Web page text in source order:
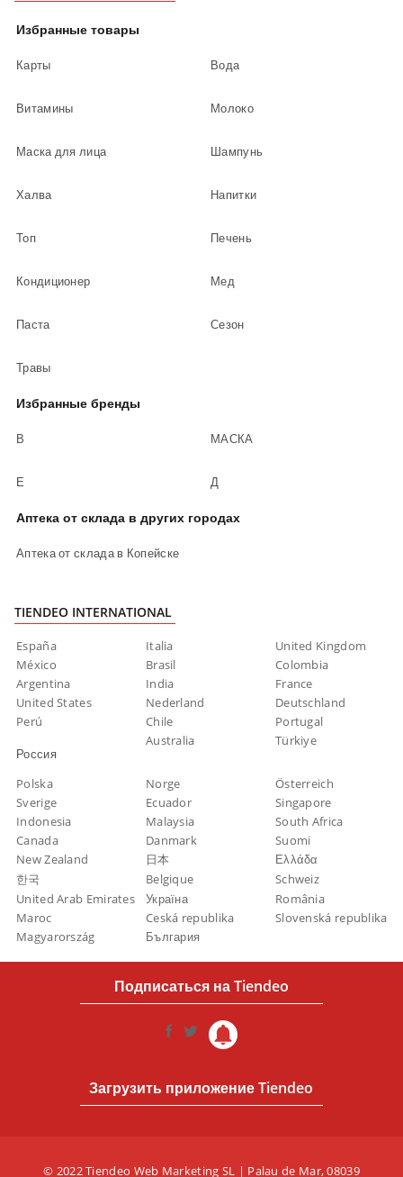
Избранные товары
Карты Вода
Витамины Молоко
Маска для лица Шампунь
Халва Напитки
Топ Печень
Кондиционер Мед
Паста Сезон
Травы
Избранные бренды
В МАСКА
Е Д
Аптека от склада в других городах
Аптека от склада в Копейске
TIENDEO INTERNATIONAL
España Italia
United Kingdom
México
Brasil
Colombia
Argentina
India
France
United States
Nederland
Deutschland
Perú
Chile
Portugal
Россия
Australia Türkiye
Polska Norge
Österreich
Sverige
Ecuador
Singapore
Indonesia
Malaysia
South Africa
Canada
Danmark
Suomi
New Zealand
日本
Ελλάδα
한국
Belgique
Schweiz
United Arab Emirates
Україна
România
Maroc
Ceská republika
Slovenská republika
Magyarország
България
Подписаться на Tiendeo
Загрузить приложение Tiendeo
© 2022 Tiendeo Web Marketing SL | Palau de Mar, 08039